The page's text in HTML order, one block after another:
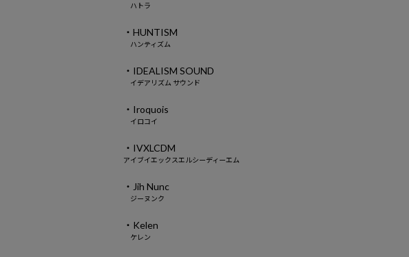
ハトラ
・HUNTISM
ハンティズム
・IDEALISM SOUND
イデアリズム サウンド
・Iroquois
イロコイ
・IVXLCDM
アイブイエックスエルシーディーエム
・Jih Nunc
ジーヌンク
・Kelen
ケレン